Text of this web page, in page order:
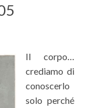
Il corpo…
crediamo di
conoscerlo
solo perché